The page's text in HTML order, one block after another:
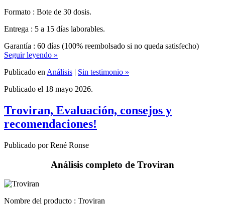
Entrega : 5 a 15 días laborables.
Garantía : 60 días (100% reembolsado si no queda satisfecho)
Publicado enAnálisis
Publicado el 18 mayo 2026.
Troviran, Evaluación, consejos y
recomendaciones!
Publicado por René Ronse
Análisis completo de Troviran
Nombre del producto :
Marca : TROVIRAN